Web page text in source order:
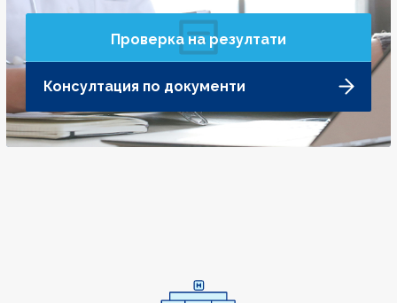
Проверка на резултати
Консултация по документи